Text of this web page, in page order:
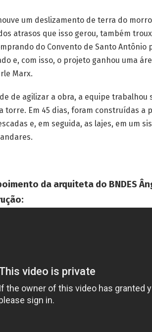
um deslizamento de terra do
atrasos que isso gerou, também
do Convento de Santo
e, com isso, o projeto ganhou uma
Marx.
de agilizar a obra, a equipe
torre. Em 45 dias, foram construídas a
e, em seguida, as lajes, em um
da arquiteta do BNDES